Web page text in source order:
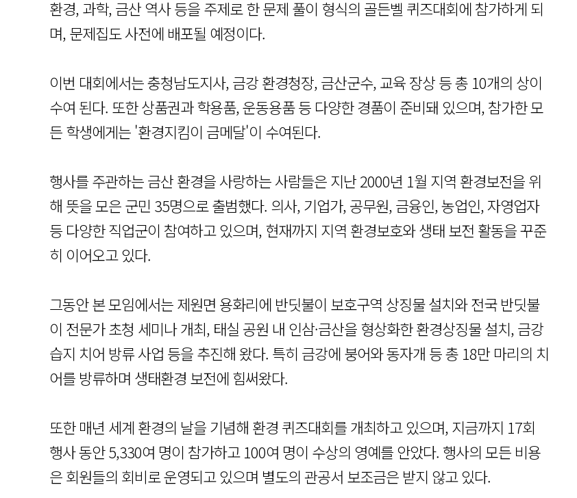
환경, 과학, 금산 역사 등을 주제로 한 문제 풀이 형식의 골든벨 퀴즈대회에 참가하게 되
며, 문제집도 사전에 배포될 예정이다.
이번 대회에서는 충청남도지사, 금강 환경청장, 금산군수, 교육 장상 등 총 10개의 상이
수여 된다. 또한 상품권과 학용품, 운동용품 등 다양한 경품이 준비돼 있으며, 참가한 모
든 학생에게는 '환경지킴이 금메달'이 수여된다.
행사를 주관하는 금산 환경을 사랑하는 사람들은 지난 2000년 1월 지역 환경보전을 위
해 뜻을 모은 군민 35명으로 출범했다. 의사, 기업가, 공무원, 금융인, 농업인, 자영업자
등 다양한 직업군이 참여하고 있으며, 현재까지 지역 환경보호와 생태 보전 활동을 꾸준
히 이어오고 있다.
그동안 본 모임에서는 제원면 용화리에 반딧불이 보호구역 상징물 설치와 전국 반딧불
이 전문가 초청 세미나 개최, 태실 공원 내 인삼·금산을 형상화한 환경상징물 설치, 금강
습지 치어 방류 사업 등을 추진해 왔다. 특히 금강에 붕어와 동자개 등 총 18만 마리의 치
어를 방류하며 생태환경 보전에 힘써왔다.
또한 매년 세계 환경의 날을 기념해 환경 퀴즈대회를 개최하고 있으며, 지금까지 17회
행사 동안 5,330여 명이 참가하고 100여 명이 수상의 영예를 안았다. 행사의 모든 비용
은 회원들의 회비로 운영되고 있으며 별도의 관공서 보조금은 받지 않고 있다.